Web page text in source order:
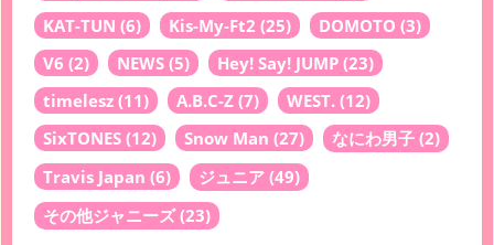
KAT-TUN (6) Kis-My-Ft2 (25) DOMOTO (3)
V6 (2) NEWS (5) Hey! Say! JUMP (23)
timelesz (11) A.B.C-Z (7) WEST. (12)
SixTONES (12) Snow Man (27) なにわ男子 (2)
Travis Japan (6) ジュニア (49)
その他ジャニーズ(23)